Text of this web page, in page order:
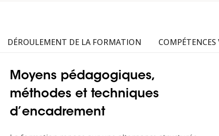
DÉROULEMENT DE LA FORMATION COMPÉTENCES
Moyens pédagogiques,
méthodes et techniques
d’encadrement